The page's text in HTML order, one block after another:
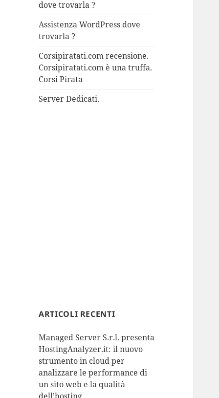
dove trovarla ?
Assistenza WordPress dove
trovarla ?
Corsipiratati.com recensione.
Corsipiratati.com è una truffa.
Corsi Pirata
Server Dedicati.
ARTICOLI RECENTI
Managed Server S.r.l. presenta
HostingAnalyzer.it: il nuovo
strumento in cloud per
analizzare le performance di
un sito web e la qualità